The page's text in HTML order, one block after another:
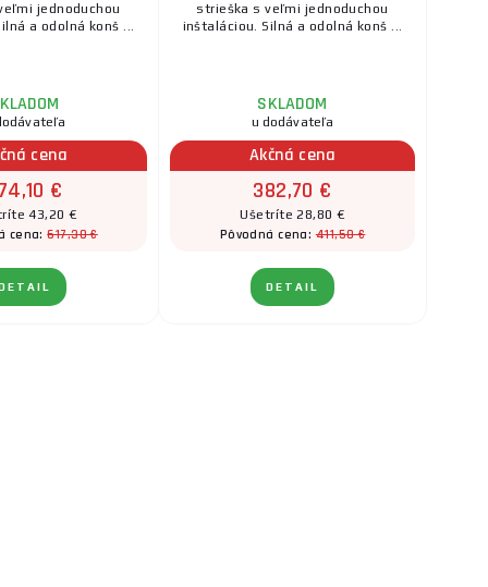
jednoduchou
a odolná konš ...
cena
€
43,20 €
cena:617,30 €
strieška s veľmi jednoduchou
inštaláciou. Silná a odolná konš ...
SKLADOM
u dodávateľa
Akčná cena
382,70 €
Ušetríte 28,80 €
Pôvodná cena:411,50 €
DETAIL